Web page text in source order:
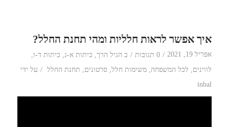
איך אפשר לראות חלליות ומהי תחנת החלל?
אפריל 19, 2021 / 0 תגובות / ב הגיל הרך, כיתות א-ג, כיתות ד-ו,
לווינים, לכל המשפחה, משימות חלל, סרטונים, תחנת החלל / על ידי
inbal